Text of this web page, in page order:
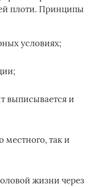
плоти. Принципы
условиях;
выписывается и
так и
жизни через